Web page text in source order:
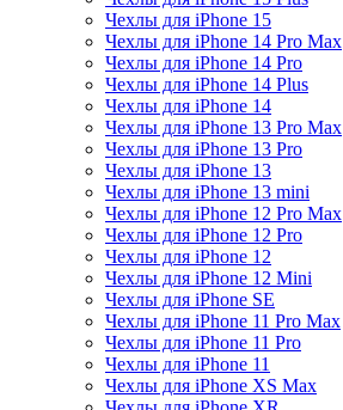
Чехлы для iPhone 15
Чехлы для iPhone 14 Pro Max
Чехлы для iPhone 14 Pro
Чехлы для iPhone 14 Plus
Чехлы для iPhone 14
Чехлы для iPhone 13 Pro Max
Чехлы для iPhone 13 Pro
Чехлы для iPhone 13
Чехлы для iPhone 13 mini
Чехлы для iPhone 12 Pro Max
Чехлы для iPhone 12 Pro
Чехлы для iPhone 12
Чехлы для iPhone 12 Mini
Чехлы для iPhone SE
Чехлы для iPhone 11 Pro Max
Чехлы для iPhone 11 Pro
Чехлы для iPhone 11
Чехлы для iPhone XS Max